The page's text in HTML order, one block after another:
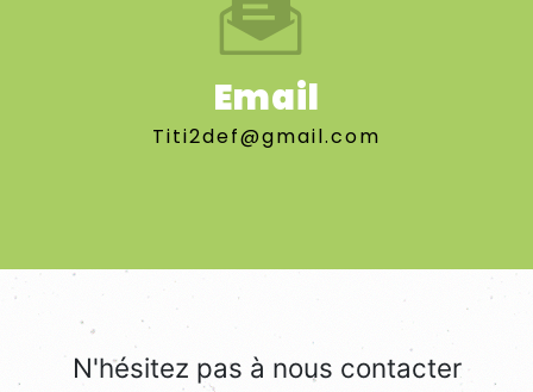
Email
titi2def@gmail.com
N'hésitez pas à nous contacter